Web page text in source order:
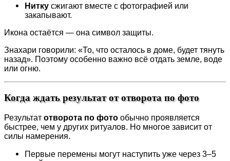
Нитку сжигают вместе с фотографией или
закапывают.
Икона остаётся — она символ защиты.
Знахари говорили: «То, что осталось в доме, будет тянуть
назад». Поэтому особенно важно всё отдать земле, воде
или огню.
Когда ждать результат от отворота по фото
Результат отворота по фото обычно проявляется
быстрее, чем у других ритуалов. Но многое зависит от
силы намерения.
Первые перемены могут наступить уже через 3–5